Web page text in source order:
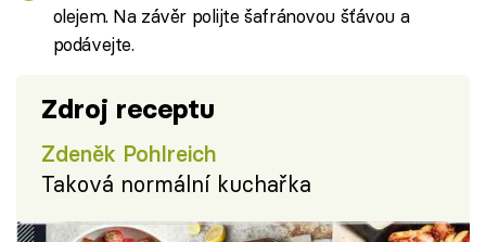
olejem. Na závěr polijte šafránovou šťávou a
podávejte.
Zdroj receptu
Zdeněk Pohlreich
Taková normální kuchařka